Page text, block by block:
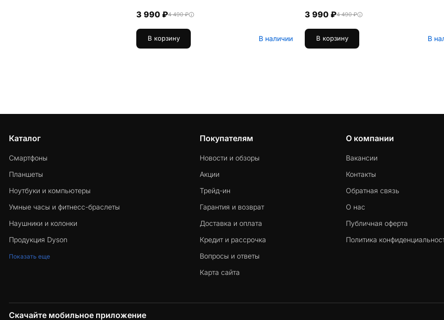
3 990 ₽4 490 ₽
В корзину В наличии
3 990 ₽4 490 ₽
В корзину В
Каталог
Смартфоны
Планшеты
Ноутбуки и компьютеры
Умные часы и фитнесс-браслеты
Наушники и колонки
Продукция Dyson
Показать еще
Покупателям
Новости и обзоры
Акции
Трейд-ин
Гарантия и возврат
Доставка и оплата
Кредит и рассрочка
Вопросы и ответы
Карта сайта
О компании
Вакансии
Контакты
Обратная связь
О нас
Публичная оферта
Политика
Скачайте мобильное приложение